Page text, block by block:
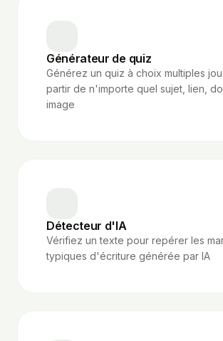
Générateur de quiz
Générez un quiz à choix multiples
partir de n'importe quel sujet, lien,
image
Détecteur d'IA
Vérifiez un texte pour repérer les
typiques d'écriture générée par IA